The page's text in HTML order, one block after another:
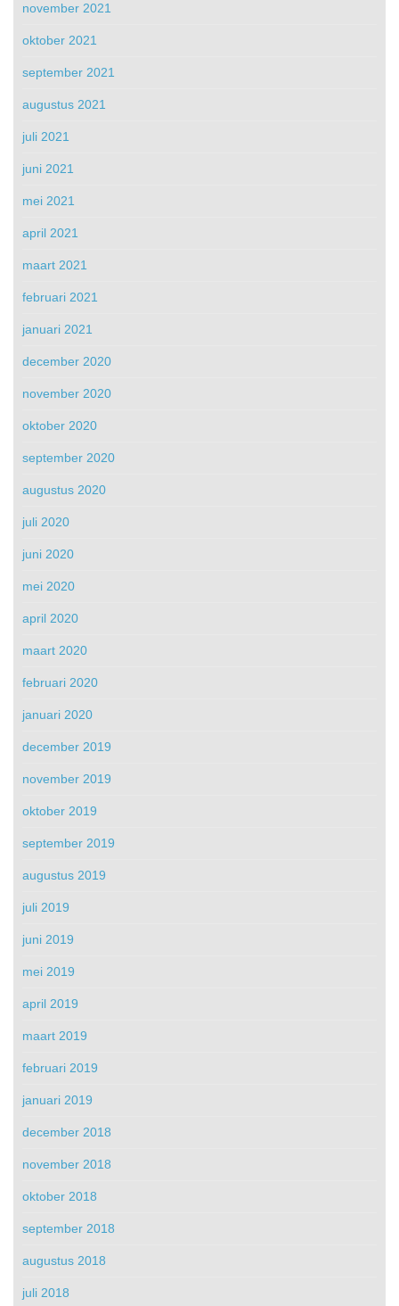
november 2021
oktober 2021
september 2021
augustus 2021
juli 2021
juni 2021
mei 2021
april 2021
maart 2021
februari 2021
januari 2021
december 2020
november 2020
oktober 2020
september 2020
augustus 2020
juli 2020
juni 2020
mei 2020
april 2020
maart 2020
februari 2020
januari 2020
december 2019
november 2019
oktober 2019
september 2019
augustus 2019
juli 2019
juni 2019
mei 2019
april 2019
maart 2019
februari 2019
januari 2019
december 2018
november 2018
oktober 2018
september 2018
augustus 2018
juli 2018